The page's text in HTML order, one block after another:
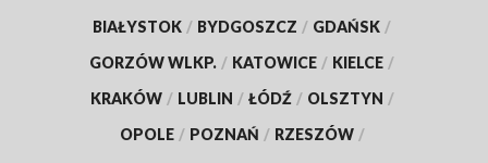
BIAŁYSTOK / BYDGOSZCZ / GDAŃSK /
GORZÓW WLKP. / KATOWICE / KIELCE /
KRAKÓW / LUBLIN / ŁÓDŹ / OLSZTYN /
OPOLE / POZNAŃ / RZESZÓW /